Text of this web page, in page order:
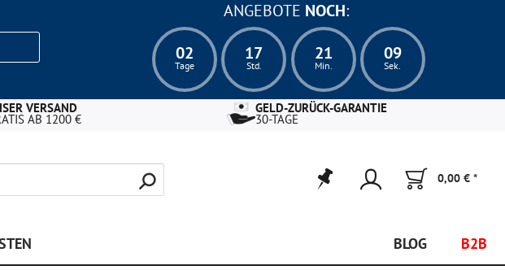
ANGEBOTE NOCH:
02
Tage
17
Std.
21
Min.
08
Sek.
VERSAND
AB 1200 €
GELD-ZURÜCK-GARANTIE
30-TAGE
0,00 € *
BLOG B2B